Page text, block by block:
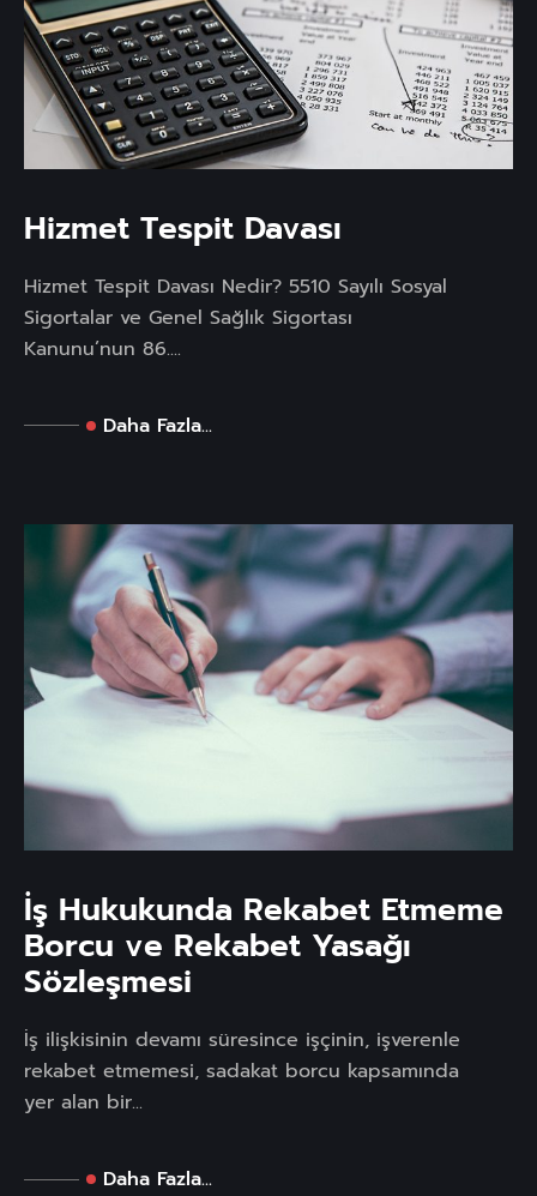
Hizmet Tespit Davası
Hizmet Tespit Davası Nedir? 5510 Sayılı Sosyal
Sigortalar ve Genel Sağlık Sigortası
Kanunu’nun 86....
Daha Fazla...
İş Hukukunda Rekabet Etmeme
Borcu ve Rekabet Yasağı
Sözleşmesi
İş ilişkisinin devamı süresince işçinin, işverenle
rekabet etmemesi, sadakat borcu kapsamında
yer alan bir...
Daha Fazla...